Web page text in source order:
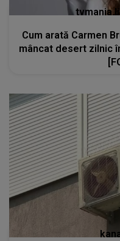
Cum arată Carmen
mâncat desert zilnic